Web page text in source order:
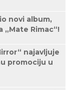
novi album,
„Mate Rimac“!
najavljuje
promociju u